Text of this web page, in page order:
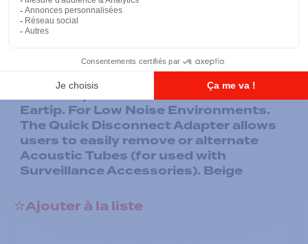
Low Noise Kit - Clear Acoustic Tube
Assembly includes 1 Clear Rubber
Eartip. For Low Noise Environments.
The Quick Disconnect Adapter allows
users to easily remove or alternate
Acoustic Tubes (for used with
Surveillance Accessories). Beige
Ajouter à la liste